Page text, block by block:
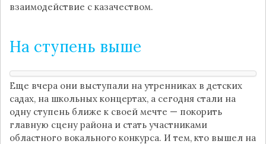
взаимодействие с казачеством.
На ступень выше
Еще вчера они выступали на утренниках в детских
садах, на школьных концертах, а сегодня стали на
одну ступень ближе к своей мечте — покорить
главную сцену района и стать участниками
областного вокального конкурса. И тем, кто вышел на